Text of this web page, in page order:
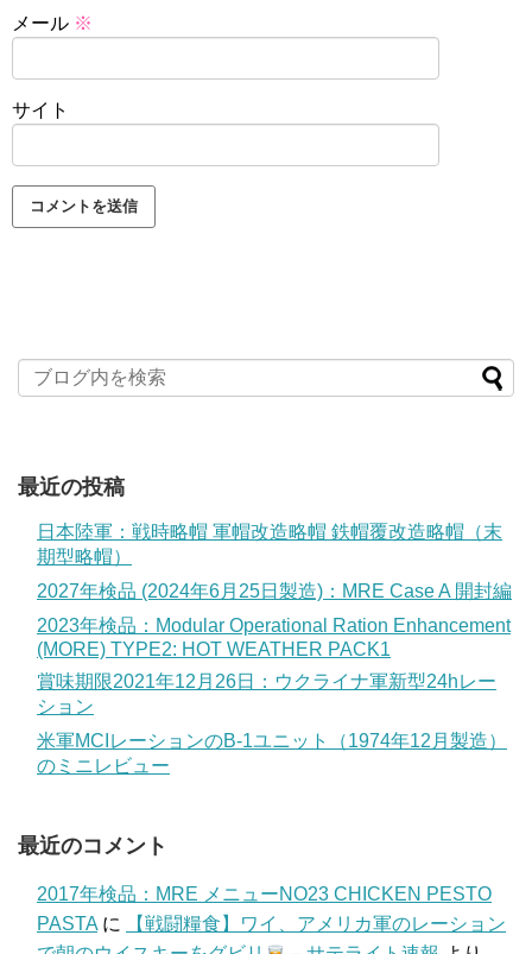
メール ※
サイト
最近の投稿
日本陸軍：戦時略帽 軍帽改造略帽 鉄帽覆改造略帽（末
期型略帽）
2027年検品 (2024年6月25日製造)：MRE Case A 開封編
2023年検品：Modular Operational Ration Enhancement
(MORE) TYPE2: HOT WEATHER PACK1
賞味期限2021年12月26日：ウクライナ軍新型24hレー
ション
米軍MCIレーションのB-1ユニット（1974年12月製造）
のミニレビュー
最近のコメント
2017年検品：MRE メニューNO23 CHICKEN PESTO
PASTA に
【戦闘糧食】ワイ、アメリカ軍のレーション